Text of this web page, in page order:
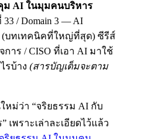
ม AI ในมุมคนบริหาร
/ Domain 3 — AI
(บทเทคนิคที่ใหญ่ที่สุด) ซีรีส์
การ / CISO ที่เอา AI มาใช้
รบ้าง (สารบัญเต็มจะตาม
หม่ว่า “จริยธรรม AI กับ
เพราะเล่าละเอียดไว้แล้ว